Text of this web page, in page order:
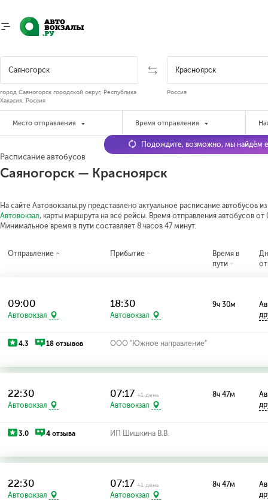
город Саяногорск городской округ, Республика
Хакасия, Россия
Россия
Место отправления Время отправления
Расписание автобусов
Саяногорск — Красноярск
На сайте Автовокзалы.ру представлено актуальное расписание автобусов
Автовокзал, карты маршрута на все рейсы. Время отправления автобусов от
Минимальное время в пути составляет 8 часов 47 минут.
Подождите, возможно, мы найдём
Отправление Прибытие
Время в
пути
09:00
Автовокзал
18:30
Автовокзал
9ч 30м
4.3 18 отзывов ООО "Южное направление"
22:30
Автовокзал
07:17+1 день
Автовокзал
8ч 47м
3.0 4 отзыва ИП Шишкина В.В.
22:30
Автовокзал
07:17+1 день
Автовокзал
8ч 47м